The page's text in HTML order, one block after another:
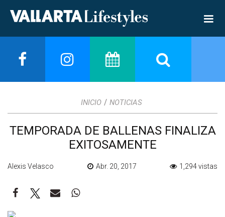
INICIO / NOTICIAS
TEMPORADA DE BALLENAS FINALIZA
EXITOSAMENTE
Alexis Velasco Abr. 20, 2017 1,294 vistas